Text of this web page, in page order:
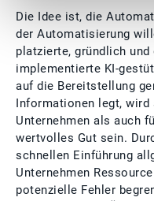
Die Idee ist, die
der Automatisierung
platzierte, gründlich
implementierte KI-
auf die Bereitstellung
Informationen legt, wird
Unternehmen als auch
wertvolles Gut sein.
schnellen Einführung
Unternehmen
potenzielle Fehler